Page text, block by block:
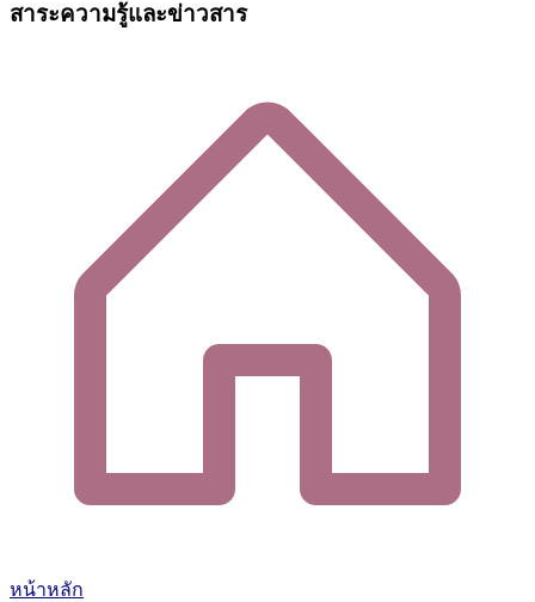
สาระความรู้และข่าวสาร
หน้าหลัก